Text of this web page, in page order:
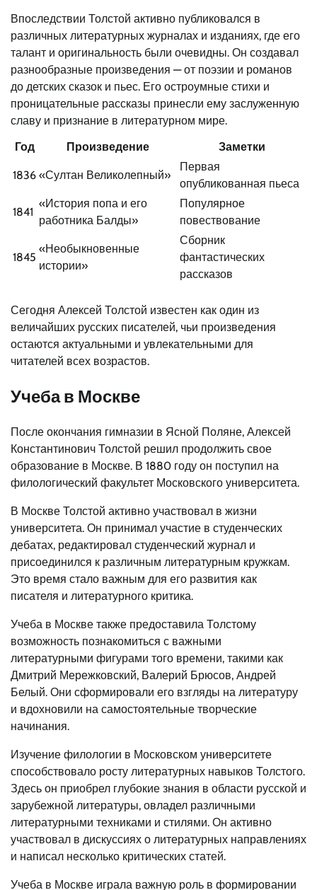
Впоследствии Толстой активно публиковался в
различных литературных журналах и изданиях, где его
талант и оригинальность были очевидны. Он создавал
разнообразные произведения — от поэзии и романов
до детских сказок и пьес. Его остроумные стихи и
проницательные рассказы принесли ему заслуженную
славу и признание в литературном мире.
Год
Произведение Заметки
1836 «Султан Великолепный»
Первая
опубликованная пьеса
1841
«История попа и его
работника Балды»
Популярное
повествование
1845
«Необыкновенные
истории»
Сборник
фантастических
рассказов
Сегодня Алексей Толстой известен как один из
величайших русских писателей, чьи произведения
остаются актуальными и увлекательными для
читателей всех возрастов.
Учеба в Москве
После окончания гимназии в Ясной Поляне, Алексей
Константинович Толстой решил продолжить свое
образование в Москве. В 1880 году он поступил на
филологический факультет Московского университета.
В Москве Толстой активно участвовал в жизни
университета. Он принимал участие в студенческих
дебатах, редактировал студенческий журнал и
присоединился к различным литературным кружкам.
Это время стало важным для его развития как
писателя и литературного критика.
Учеба в Москве также предоставила Толстому
возможность познакомиться с важными
литературными фигурами того времени, такими как
Дмитрий Мережковский, Валерий Брюсов, Андрей
Белый. Они сформировали его взгляды на литературу
и вдохновили на самостоятельные творческие
начинания.
Изучение филологии в Московском университете
способствовало росту литературных навыков Толстого.
Здесь он приобрел глубокие знания в области русской и
зарубежной литературы, овладел различными
литературными техниками и стилями. Он активно
участвовал в дискуссиях о литературных направлениях
и написал несколько критических статей.
Учеба в Москве играла важную роль в формировании